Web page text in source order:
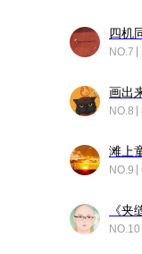
四机
NO.7
画出
NO.8
滩上
NO.9
《夹
NO.10